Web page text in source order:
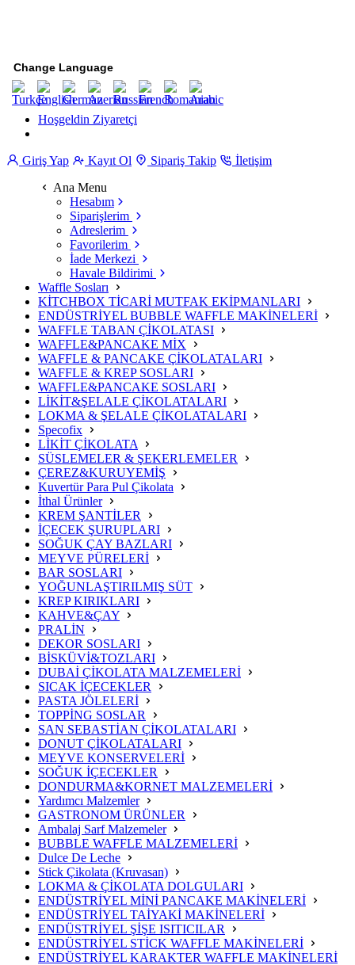
Change Language
Hoşgeldin Ziyaretçi
Giriş Yap Kayıt Ol Sipariş Takip
İletişim
Ana Menu
Hesabım
Siparişlerim
Adreslerim
Favorilerim
İade Merkezi
Havale Bildirimi
Waffle Sosları
KİTCHBOX TİCARİ MUTFAK EKİPMANLARI
ENDÜSTRİYEL BUBBLE WAFFLE MAKİNELERİ
WAFFLE TABAN ÇİKOLATASI
WAFFLE&PANCAKE MİX
WAFFLE & PANCAKE ÇİKOLATALARI
WAFFLE & KREP SOSLARI
WAFFLE&PANCAKE SOSLARI
LİKİT&ŞELALE ÇİKOLATALARI
LOKMA & ŞELALE ÇİKOLATALARI
Specofix
LİKİT ÇİKOLATA
SÜSLEMELER & ŞEKERLEMELER
ÇEREZ&KURUYEMİŞ
Kuvertür Para Pul Çikolata
İthal Ürünler
KREM ŞANTİLER
İÇECEK ŞURUPLARI
SOĞUK ÇAY BAZLARI
MEYVE PÜRELERİ
BAR SOSLARI
YOĞUNLAŞTIRILMIŞ SÜT
KREP KIRIKLARI
KAHVE&ÇAY
PRALİN
DEKOR SOSLARI
BİSKÜVİ&TOZLARI
DUBAİ ÇİKOLATA MALZEMELERİ
SICAK İÇECEKLER
PASTA JÖLELERİ
TOPPİNG SOSLAR
SAN SEBASTİAN ÇİKOLATALARI
DONUT ÇİKOLATALARI
MEYVE KONSERVELERİ
SOĞUK İÇECEKLER
DONDURMA&KORNET MALZEMELERİ
Yardımcı Malzemler
GASTRONOM ÜRÜNLER
Ambalaj Sarf Malzemeler
BUBBLE WAFFLE MALZEMELERİ
Dulce De Leche
Stick Çikolata (Kruvasan)
LOKMA & ÇİKOLATA DOLGULARI
ENDÜSTRİYEL MİNİ PANCAKE MAKİNELERİ
ENDÜSTRİYEL TAİYAKİ MAKİNELERİ
ENDÜSTRİYEL ŞİŞE ISITICILAR
ENDÜSTRİYEL STİCK WAFFLE MAKİNELERİ
ENDÜSTRİYEL KARAKTER WAFFLE MAKİNELERİ